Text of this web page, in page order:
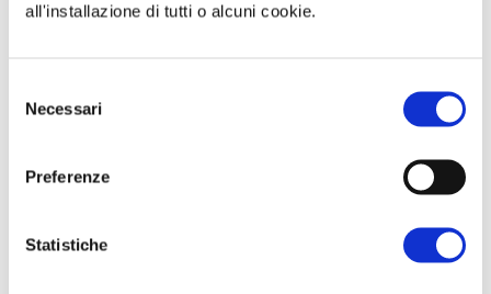
all'installazione di tutti o alcuni cookie.
delNecessari
Preferenze
Statistiche
l’impossibilità di trovare un accordo
preso tempo, garantendosi quarantotto
“piattaforma di stabilità” per il paese.